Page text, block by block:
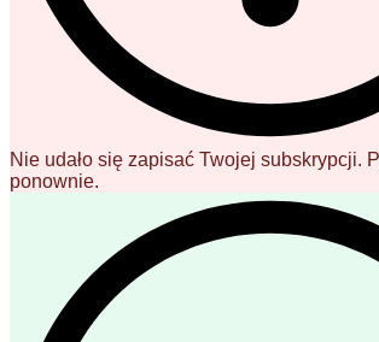
Nie udało się zapisać Twojej subskrypcji.
ponownie.